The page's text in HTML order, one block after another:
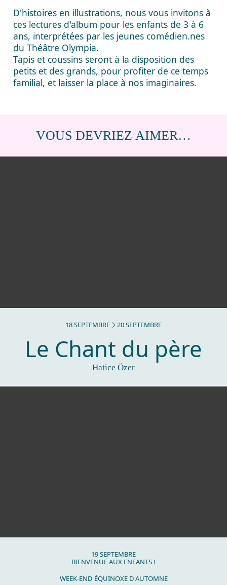
D'histoires en illustrations, nous vous invitons à
ces lectures d'album pour les enfants de 3 à 6
ans, interprétées par les jeunes comédien.nes
du Théâtre Olympia.
Tapis et coussins seront à la disposition des
petits et des grands, pour profiter de ce temps
familial, et laisser la place à nos imaginaires.
VOUS DEVRIEZ AIMER…
DU
18SEPTEMBRE
SEPTEMBRE AU
20SEPTEMBRE
SEPTEMBRE
Le Chant du père
Hatice Özer
19SEPTEMBRE
SEPTEMBRE
BIENVENUE AUX ENFANTS !
WEEK-END ÉQUINOXE D'AUTOMNE